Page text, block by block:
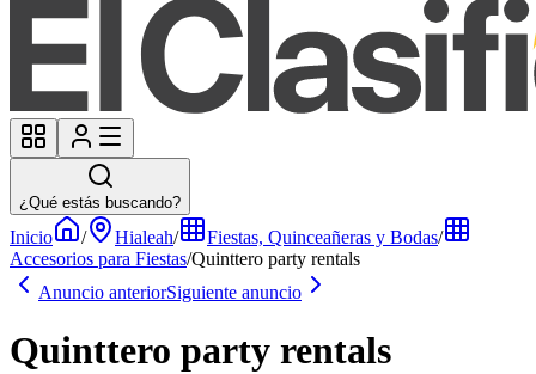
¿Qué estás buscando?
Inicio / Hialeah/ Fiestas, Quinceañeras y Bodas/
Accesorios para Fiestas/Quinttero party rentals
Anuncio anteriorSiguiente anuncio
Quinttero party rentals